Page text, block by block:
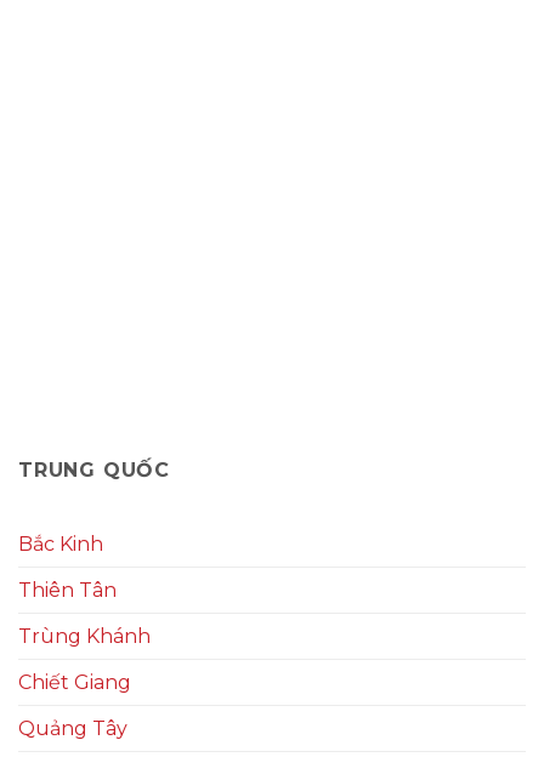
TRUNG QUỐC
Bắc Kinh
Thiên Tân
Trùng Khánh
Chiết Giang
Quảng Tây